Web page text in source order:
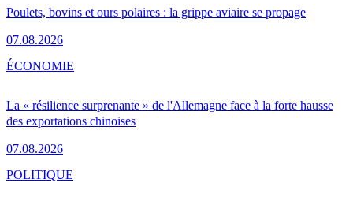
Poulets, bovins et ours polaires : la grippe aviaire se propage
07.08.2026
La « résilience surprenante » de l'Allemagne face à la forte hausse
des exportations chinoises
07.08.2026
ÉCONOMIE
POLITIQUE